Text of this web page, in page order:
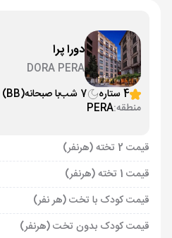
دورا پرا
DORA PERA
4 ستاره
7 شب با صبحانه(BB)
منطقه:PERA
قیمت 2 تخته (هرنفر)
قیمت 1 تخته (هرنفر)
قیمت کودک با تخت (هر نفر)
قیمت کودک بدون تخت (هرنفر)